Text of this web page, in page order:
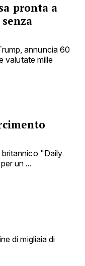
pronta a
annuncia 60
valutate mille
"Daily
un ...
di migliaia di